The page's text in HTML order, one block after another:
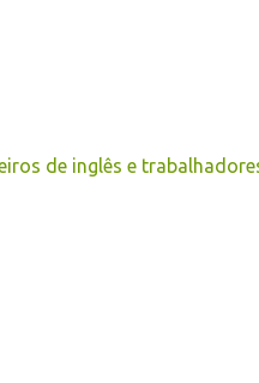
de inglês e